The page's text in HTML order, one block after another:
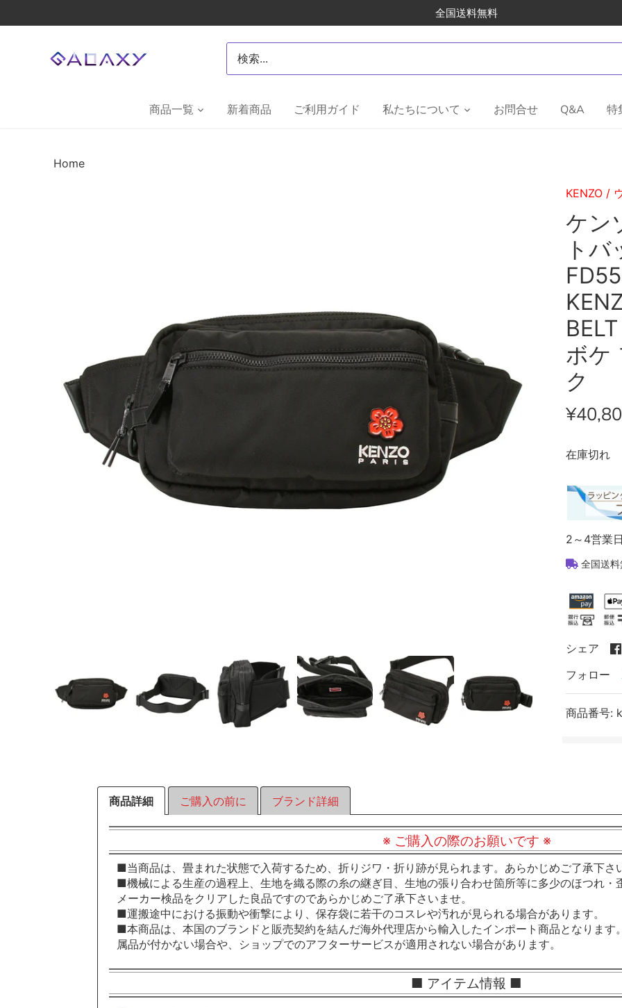
to
全国送料無料
商品一覧 新着商品 ご利用ガイド 私たちについて お問合せ Q&A 特
Home
KENZO /
ケン
ト
ボケ
ク
在庫切れ
2～4営業
全国送
シェア
フォロー
商品番号:
商品詳細 ご購入の前に ブランド詳細
※ ご購入の際のお願いです ※
■当商品は、畳まれた状態で入荷するため、折りジワ・折り跡が見られます。あらかじめご了承下さ
■機械による生産の過程上、生地を織る際の糸の継ぎ目、生地の張り合わせ箇所等に多少のほつれ・
メーカー検品をクリアした良品ですのであらかじめご了承下さいませ。
■運搬途中における振動や衝撃により、保存袋に若干のコスレや汚れが見られる場合があります。
■本商品は、本国のブランドと販売契約を結んだ海外代理店から輸入したインポート商品となります
属品が付かない場合や、ショップでのアフターサービスが適用されない場合があります。
■ アイテム情報 ■